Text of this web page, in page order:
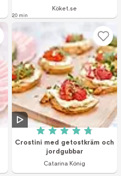
Köket.se
20 min
(3 röster) Betyg: 4.8 av 5
Crostini med getostkräm och
jordgubbar
Catarina König